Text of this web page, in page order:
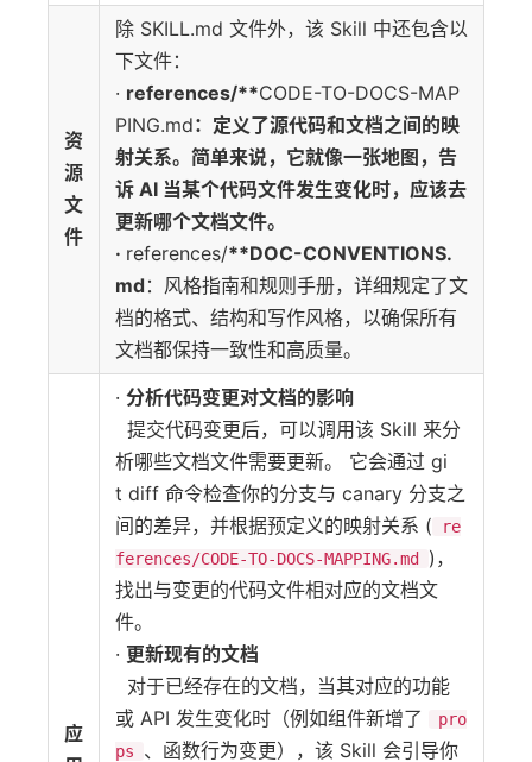
资
源
文
件
除 SKILL.md 文件外，该 Skill 中还包含以
下文件：
· references/**CODE-TO-DOCS-MAP
PING.md：定义了源代码和文档之间的映
射关系。简单来说，它就像一张地图，告
诉 AI 当某个代码文件发生变化时，应该去
更新哪个文档文件。
· references/**DOC-CONVENTIONS.
md：风格指南和规则手册，详细规定了文
档的格式、结构和写作风格，以确保所有
文档都保持一致性和高质量。
应
· 分析代码变更对文档的影响
提交代码变更后，可以调用该 Skill 来分
析哪些文档文件需要更新。 它会通过 gi
t diff 命令检查你的分支与 canary 分支之
间的差异，并根据预定义的映射关系 (
re
ferences/CODE-TO-DOCS-MAPPING.md
)，
找出与变更的代码文件相对应的文档文
件。
· 更新现有的文档
对于已经存在的文档，当其对应的功能
或 API 发生变化时（例如组件新增了
pro
ps
、函数行为变更），该 Skill 会引导你